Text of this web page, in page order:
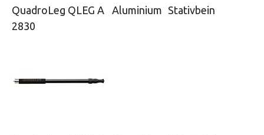
QuadroLeg QLEG A
2830
Aluminium Stativbein